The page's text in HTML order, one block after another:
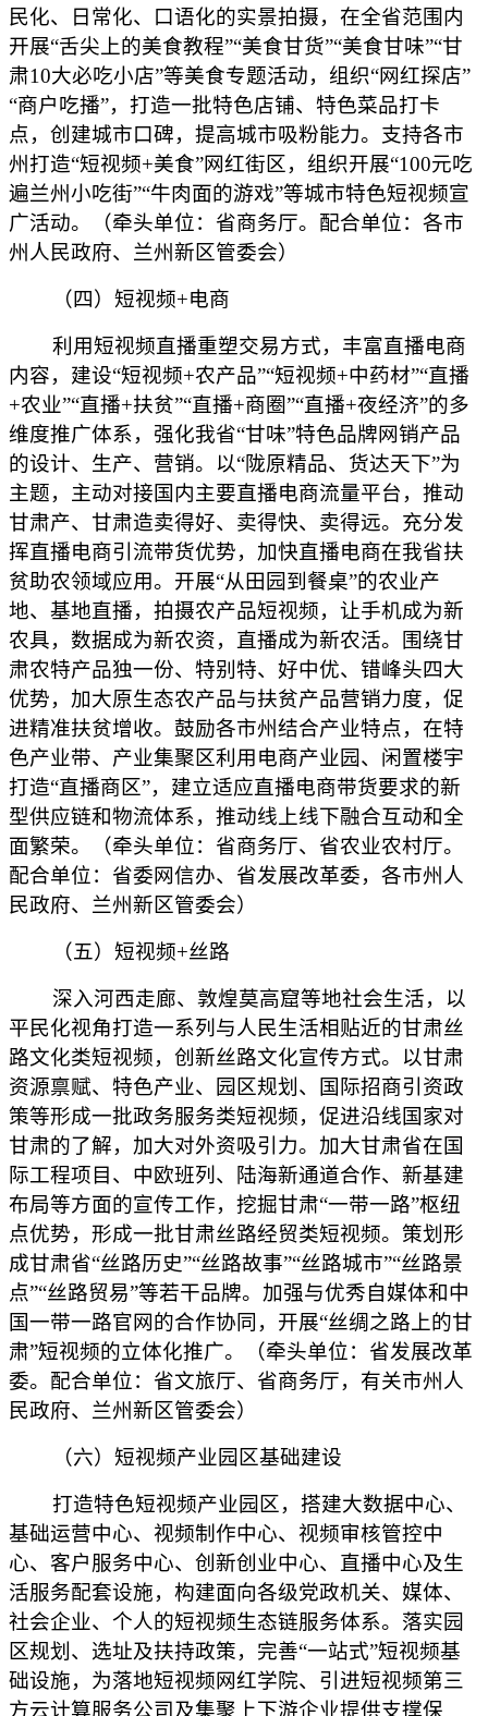
民化、日常化、口语化的实景拍摄，在全省范围内
开展“舌尖上的美食教程”“美食甘货”“美食甘味”“甘
肃10大必吃小店”等美食专题活动，组织“网红探店”
“商户吃播”，打造一批特色店铺、特色菜品打卡
点，创建城市口碑，提高城市吸粉能力。支持各市
州打造“短视频+美食”网红街区，组织开展“100元吃
遍兰州小吃街”“牛肉面的游戏”等城市特色短视频宣
广活动。（牵头单位：省商务厅。配合单位：各市
州人民政府、兰州新区管委会）
（四）短视频+电商
利用短视频直播重塑交易方式，丰富直播电商
内容，建设“短视频+农产品”“短视频+中药材”“直播
+农业”“直播+扶贫”“直播+商圈”“直播+夜经济”的多
维度推广体系，强化我省“甘味”特色品牌网销产品
的设计、生产、营销。以“陇原精品、货达天下”为
主题，主动对接国内主要直播电商流量平台，推动
甘肃产、甘肃造卖得好、卖得快、卖得远。充分发
挥直播电商引流带货优势，加快直播电商在我省扶
贫助农领域应用。开展“从田园到餐桌”的农业产
地、基地直播，拍摄农产品短视频，让手机成为新
农具，数据成为新农资，直播成为新农活。围绕甘
肃农特产品独一份、特别特、好中优、错峰头四大
优势，加大原生态农产品与扶贫产品营销力度，促
进精准扶贫增收。鼓励各市州结合产业特点，在特
色产业带、产业集聚区利用电商产业园、闲置楼宇
打造“直播商区”，建立适应直播电商带货要求的新
型供应链和物流体系，推动线上线下融合互动和全
面繁荣。（牵头单位：省商务厅、省农业农村厅。
配合单位：省委网信办、省发展改革委，各市州人
民政府、兰州新区管委会）
（五）短视频+丝路
深入河西走廊、敦煌莫高窟等地社会生活，以
平民化视角打造一系列与人民生活相贴近的甘肃丝
路文化类短视频，创新丝路文化宣传方式。以甘肃
资源禀赋、特色产业、园区规划、国际招商引资政
策等形成一批政务服务类短视频，促进沿线国家对
甘肃的了解，加大对外资吸引力。加大甘肃省在国
际工程项目、中欧班列、陆海新通道合作、新基建
布局等方面的宣传工作，挖掘甘肃“一带一路”枢纽
点优势，形成一批甘肃丝路经贸类短视频。策划形
成甘肃省“丝路历史”“丝路故事”“丝路城市”“丝路景
点”“丝路贸易”等若干品牌。加强与优秀自媒体和中
国一带一路官网的合作协同，开展“丝绸之路上的甘
肃”短视频的立体化推广。（牵头单位：省发展改革
委。配合单位：省文旅厅、省商务厅，有关市州人
民政府、兰州新区管委会）
（六）短视频产业园区基础建设
打造特色短视频产业园区，搭建大数据中心、
基础运营中心、视频制作中心、视频审核管控中
心、客户服务中心、创新创业中心、直播中心及生
活服务配套设施，构建面向各级党政机关、媒体、
社会企业、个人的短视频生态链服务体系。落实园
区规划、选址及扶持政策，完善“一站式”短视频基
础设施，为落地短视频网红学院、引进短视频第三
方云计算服务公司及集聚上下游企业提供支撑保